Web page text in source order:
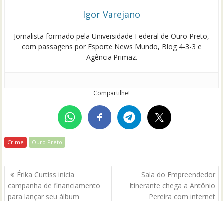
Igor Varejano
Jornalista formado pela Universidade Federal de Ouro Preto,
com passagens por Esporte News Mundo, Blog 4-3-3 e
Agência Primaz.
Compartilhe!
Crime Ouro Preto
Navegação
de
Post
Érika Curtiss inicia
campanha de financiamento
para lançar seu álbum
Sala do Empreendedor
Itinerante chega a Antônio
Pereira com internet